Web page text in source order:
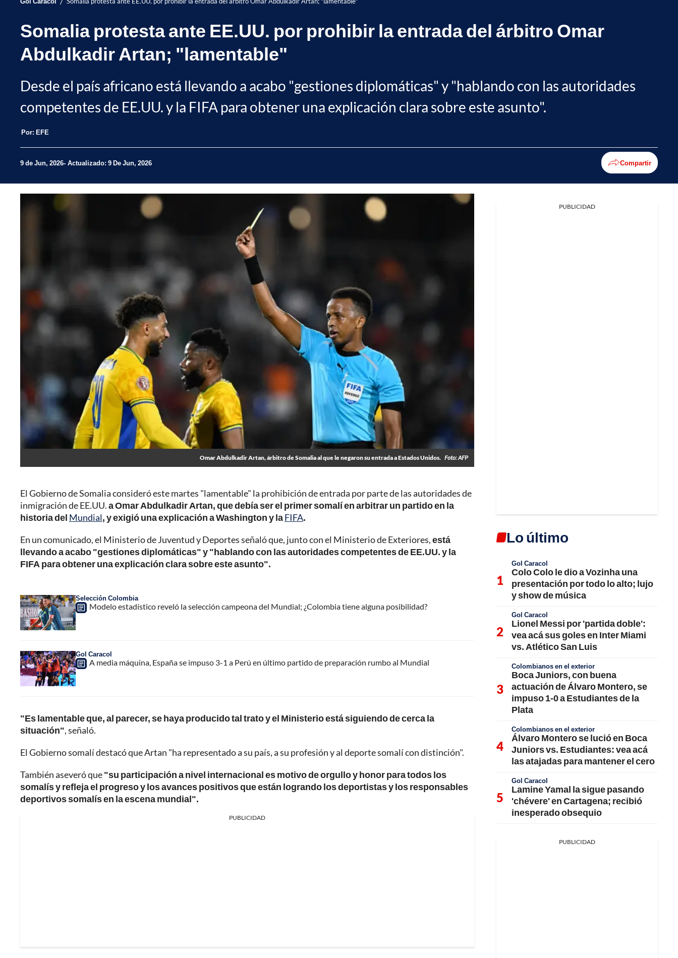
Somalia protesta ante EE.UU. por prohibir la entrada del árbitro Omar
Abdulkadir Artan; "lamentable"
Desde el país africano está llevando a acabo "gestiones diplomáticas" y "hablando con las autoridades
competentes de EE.UU. y la FIFA para obtener una explicación clara sobre este asunto".
Por: EFE
9 de Jun, 2026 Actualizado: 9 De Jun, 2026 Compartir
Omar Abdulkadir Artan, árbitro de Somalia al que le negaron su entrada a Estados Unidos. Foto: AFP
El Gobierno de Somalia consideró este martes "lamentable" la prohibición de entrada por parte de las autoridades de
inmigración de EE.UU.a Omar Abdulkadir Artan, que debía ser el primer somalí en arbitrar un partido en la
historia del Mundial, y exigió una explicación a Washington y laFIFA.
En un comunicado, el Ministerio de Juventud y Deportes señaló que, junto con el Ministerio de Exteriores,está
llevando a acabo "gestiones diplomáticas" y "hablando con las autoridades competentes de EE.UU. y la
FIFA para obtener una explicación clara sobre este asunto".
Selección Colombia
Modelo estadístico reveló la selección campeona del Mundial; ¿Colombia tiene alguna posibilidad?
Gol Caracol
A media máquina, España se impuso 3-1 a Perú en último partido de preparación rumbo al Mundial
"Es lamentable que, al parecer, se haya producido tal trato y el Ministerio está siguiendo de cerca la
situación", señaló.
El Gobierno somalí destacó que Artan "ha representado a su país, a su profesión y al deporte somalí con distinción".
También aseveró que"su participación a nivel internacional es motivo de orgullo y honor para todos los
somalís y refleja el progreso y los avances positivos que están logrando los deportistas y los responsables
deportivos somalís en la escena mundial".
PUBLICIDAD
PUBLICIDAD
Lo último
Gol Caracol
Colo Colo le dio a Vozinha una
presentación por todo lo alto; lujo
y show de música
Gol Caracol
Lionel Messi por 'partida doble':
vea acá sus goles en Inter Miami
vs. Atlético San Luis
Colombianos en el exterior
Boca Juniors, con buena
actuación de Álvaro Montero, se
impuso 1-0 a Estudiantes de la
Plata
Colombianos en el exterior
Álvaro Montero se lució en Boca
Juniors vs. Estudiantes: vea acá
las atajadas para mantener el cero
Gol Caracol
Lamine Yamal la sigue pasando
'chévere' en Cartagena; recibió
inesperado obsequio
PUBLICIDAD